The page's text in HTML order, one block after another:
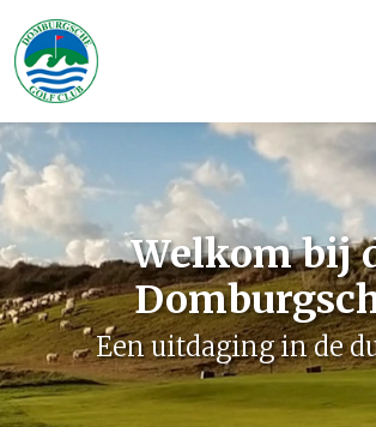
Welkom bij
Een uitdaging in de